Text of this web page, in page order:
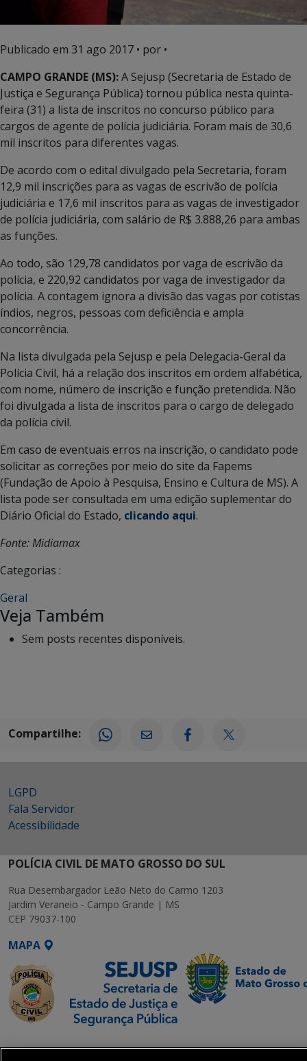
Publicado em 31 ago 2017 • por •
CAMPO GRANDE (MS):A Sejusp (Secretaria de Estado de
Justiça e Segurança Pública) tornou pública nesta quinta-
feira (31) a lista de inscritos no concurso público para
cargos de agente de polícia judiciária. Foram mais de 30,6
mil inscritos para diferentes vagas.
De acordo com o edital divulgado pela Secretaria, foram
12,9 mil inscrições para as vagas de escrivão de polícia
judiciária e 17,6 mil inscritos para as vagas de investigador
de polícia judiciária, com salário de R$ 3.888,26 para ambas
as funções.
Ao todo, são 129,78 candidatos por vaga de escrivão da
polícia, e 220,92 candidatos por vaga de investigador da
polícia. A contagem ignora a divisão das vagas por cotistas
índios, negros, pessoas com deficiência e ampla
concorrência.
Na lista divulgada pela Sejusp e pela Delegacia-Geral da
Polícia Civil, há a relação dos inscritos em ordem alfabética,
com nome, número de inscrição e função pretendida. Não
foi divulgada a lista de inscritos para o cargo de delegado
da polícia civil.
Em caso de eventuais erros na inscrição, o candidato pode
solicitar as correções por meio do site da Fapems
(Fundação de Apoio à Pesquisa, Ensino e Cultura de MS). A
lista pode ser consultada em uma edição suplementar do
Diário Oficial do Estado, clicando aqui.
Fonte: Midiamax
Categorias :
Geral
Veja Também
Sem posts recentes disponíveis.
Compartilhe:
LGPD
Fala Servidor
Acessibilidade
POLÍCIA CIVIL DE MATO GROSSO DO SUL
Rua Desembargador Leão Neto do Carmo 1203
Jardim Veraneio - Campo Grande | MS
CEP 79037-100
MAPA